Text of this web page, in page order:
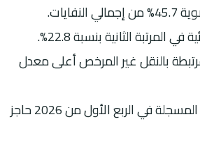
المرتبة الثانية بنسبة 22.8%.
بالنقل غير المرخص أعلى معدل
· تجاوز عدد المخالفات المسجلة في الربع الأول من 2026 حاجز